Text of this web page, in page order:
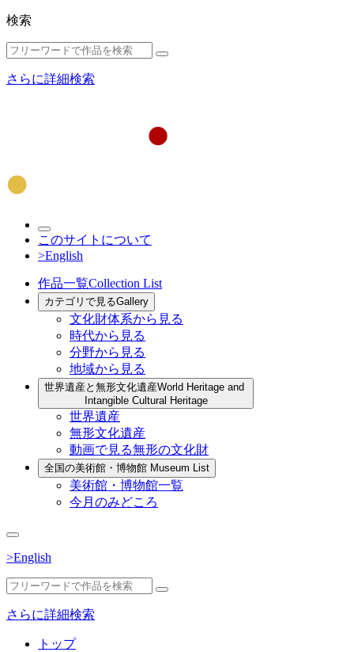
検索
さらに詳細検索
このサイトについて
>English
作品一覧Collection List
カテゴリで見るGallery
文化財体系から見る
時代から見る
分野から見る
地域から見る
世界遺産と無形文化遺産World Heritage and
Intangible Cultural Heritage
世界遺産
無形文化遺産
動画で見る無形の文化財
全国の美術館・博物館 Museum List
美術館・博物館一覧
今月のみどころ
>English
さらに詳細検索
トップ